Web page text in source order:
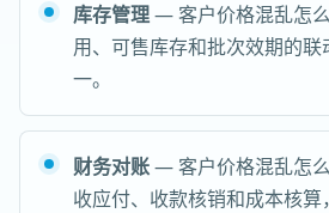
库存管理— 客户价格混乱怎
用、可售库存和批次效期的
一。
财务对账— 客户价格混乱怎
收应付、收款核销和成本核